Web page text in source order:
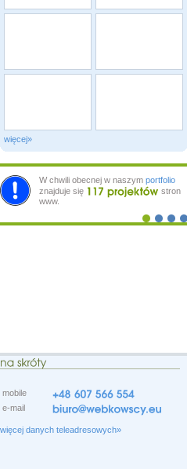
więcej»
W chwili obecnej w naszym portfolio
znajduje się
stron
www.
mobile
e-mail
więcej danych teleadresowych»